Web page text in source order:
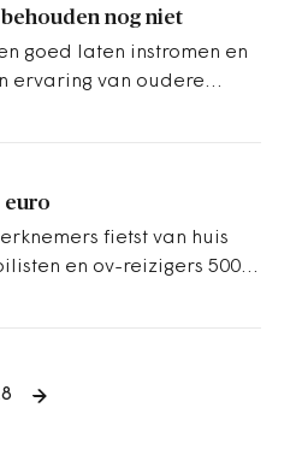
nog niet
goed laten instromen en
ervaring van oudere
tijdig overdragen.
euro
fietst van huis
en ov-reizigers 500
doen.